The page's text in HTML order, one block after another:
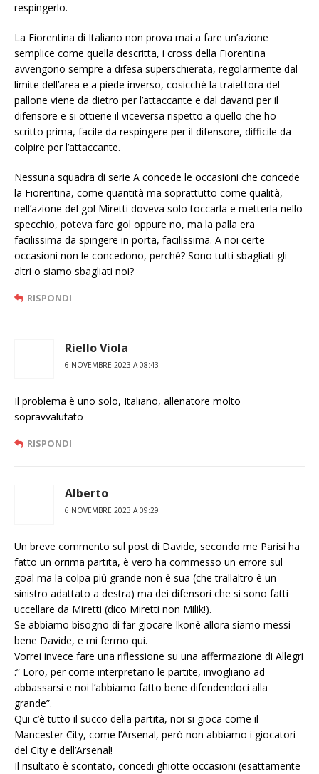
respingerlo.
La Fiorentina di Italiano non prova mai a fare un’azione
semplice come quella descritta, i cross della Fiorentina
avvengono sempre a difesa superschierata, regolarmente dal
limite dell’area e a piede inverso, cosicché la traiettora del
pallone viene da dietro per l’attaccante e dal davanti per il
difensore e si ottiene il viceversa rispetto a quello che ho
scritto prima, facile da respingere per il difensore, difficile da
colpire per l’attaccante.
Nessuna squadra di serie A concede le occasioni che concede
la Fiorentina, come quantità ma soprattutto come qualità,
nell’azione del gol Miretti doveva solo toccarla e metterla nello
specchio, poteva fare gol oppure no, ma la palla era
facilissima da spingere in porta, facilissima. A noi certe
occasioni non le concedono, perché? Sono tutti sbagliati gli
altri o siamo sbagliati noi?
RISPONDI
Riello Viola
6 NOVEMBRE 2023 A 08:43
Il problema è uno solo, Italiano, allenatore molto
sopravvalutato
RISPONDI
Alberto
6 NOVEMBRE 2023 A 09:29
Un breve commento sul post di Davide, secondo me Parisi ha
fatto un orrima partita, è vero ha commesso un errore sul
goal ma la colpa più grande non è sua (che trallaltro è un
sinistro adattato a destra) ma dei difensori che si sono fatti
uccellare da Miretti (dico Miretti non Milik!).
Se abbiamo bisogno di far giocare Ikonè allora siamo messi
bene Davide, e mi fermo qui.
Vorrei invece fare una riflessione su una affermazione di Allegri
:” Loro, per come interpretano le partite, invogliano ad
abbassarsi e noi l’abbiamo fatto bene difendendoci alla
grande”.
Qui c’è tutto il succo della partita, noi si gioca come il
Mancester City, come l’Arsenal, però non abbiamo i giocatori
del City e dell’Arsenal!
Il risultato è scontato, concedi ghiotte occasioni (esattamente